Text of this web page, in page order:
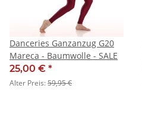
Danceries Ganzanzug G20
Mareca - Baumwolle - SALE
25,00 € *
Alter Preis:59,95 €